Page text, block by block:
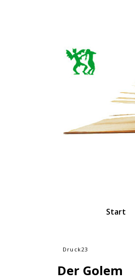
Start
Druck23
Der Golem